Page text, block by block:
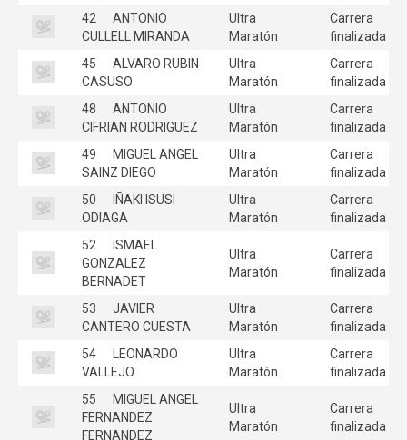
42
ANTONIO
CULLELL MIRANDA
Ultra
Maratón
Carrera
finalizada
45
ALVARO RUBIN
CASUSO
Ultra
Maratón
Carrera
finalizada
48
ANTONIO
CIFRIAN RODRIGUEZ
Ultra
Maratón
Carrera
finalizada
49
MIGUEL ANGEL
SAINZ DIEGO
Ultra
Maratón
Carrera
finalizada
50
IÑAKI ISUSI
ODIAGA
Ultra
Maratón
Carrera
finalizada
52
ISMAEL
GONZALEZ
BERNADET
Ultra
Maratón
Carrera
finalizada
53
JAVIER
CANTERO CUESTA
Ultra
Maratón
Carrera
finalizada
54
LEONARDO
VALLEJO
Ultra
Maratón
Carrera
finalizada
55
MIGUEL ANGEL
FERNANDEZ
FERNANDEZ
Ultra
Maratón
Carrera
finalizada